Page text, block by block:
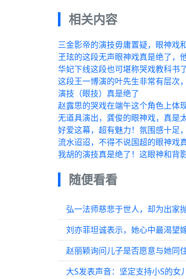
相关内容
三金影帝的演技毋庸置疑，眼神戏
玊玹的这段无声眼神戏真是绝了，
华妃下线这段也可堪称哭戏教科书
这段王一博演的叶先生非常有层次
演技（眼技）真是绝了
赵露思的哭戏在端午这个角色上体
无道具演出，龚俊的眼神戏，真是
好爱这幕，超有魅力！氛围感十足
流水迢迢，不得不说国超的眼神戏
我胡的演技真是绝了！这眼神和背
随便看看
大S发表声音：坚定支持小S的女